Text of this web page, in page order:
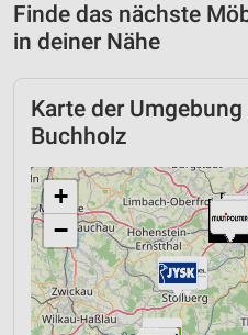
Finde das nächste
in deiner Nähe
Karte der
Buchholz
+
−